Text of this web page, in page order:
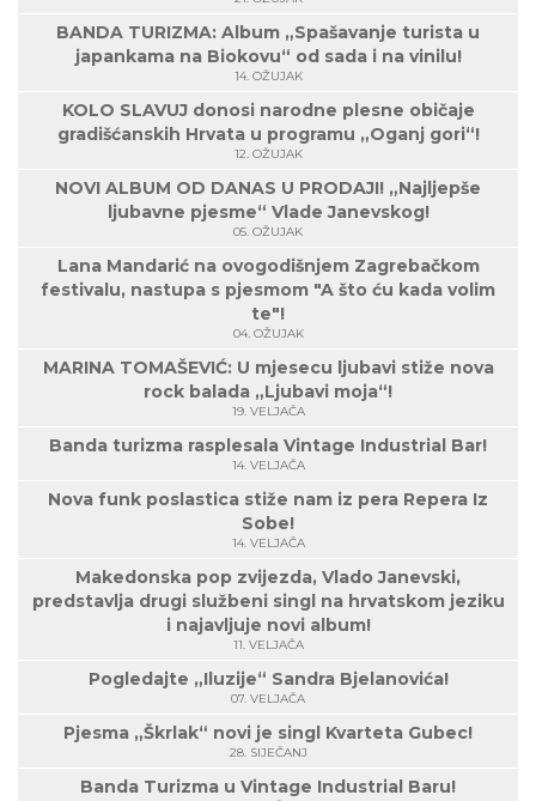
BANDA TURIZMA: Album „Spašavanje turista u
japankama na Biokovu“ od sada i na vinilu!
14. OŽUJAK
KOLO SLAVUJ donosi narodne plesne običaje
gradišćanskih Hrvata u programu „Oganj gori“!
12. OŽUJAK
NOVI ALBUM OD DANAS U PRODAJI! „Najljepše
ljubavne pjesme“ Vlade Janevskog!
05. OŽUJAK
Lana Mandarić na ovogodišnjem Zagrebačkom
festivalu, nastupa s pjesmom "A što ću kada volim
te"!
04. OŽUJAK
MARINA TOMAŠEVIĆ: U mjesecu ljubavi stiže nova
rock balada „Ljubavi moja“!
19. VELJAČA
Banda turizma rasplesala Vintage Industrial Bar!
14. VELJAČA
Nova funk poslastica stiže nam iz pera Repera Iz
Sobe!
14. VELJAČA
Makedonska pop zvijezda, Vlado Janevski,
predstavlja drugi službeni singl na hrvatskom jeziku
i najavljuje novi album!
11. VELJAČA
Pogledajte „Iluzije“ Sandra Bjelanovića!
07. VELJAČA
Pjesma „Škrlak“ novi je singl Kvarteta Gubec!
28. SIJEČANJ
Banda Turizma u Vintage Industrial Baru!